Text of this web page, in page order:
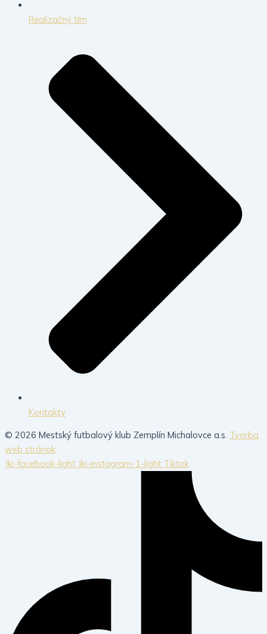
Realizačný tím
Kontakty
© 2026 Mestský futbalový klub Zemplín Michalovce a.s. Tvorba
web stránok
Jki-facebook-light Jki-instagram-1-light Tiktok